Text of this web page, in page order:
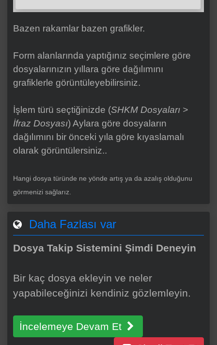
Bazen rakamlar bazen grafikler.
Form alanlarında yaptığınız seçimlere göre
dosyalarınızın yıllara göre dağılımını
grafiklerle görüntüleyebilirsiniz.
İşlem türü seçtiğinizde (SHKM Dosyaları >
İfraz Dosyası) Aylara göre dosyaların
dağılımını bir önceki yıla göre kıyaslamalı
olarak görüntülersiniz..
Hangi dosya türünde ne yönde artış ya da azalış olduğunu
görmenizi sağlarız.
Daha Fazlası var
Dosya Takip Sistemini Şimdi Deneyin
Bir kaç dosya ekleyin ve neler
yapabileceğinizi kendiniz gözlemleyin.
İncelemeye Devam Et